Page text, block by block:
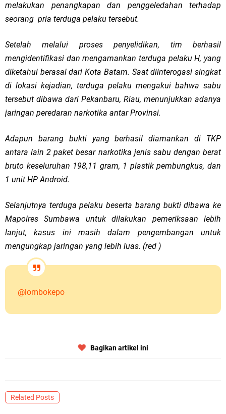
melakukan penangkapan dan penggeledahan terhadap
seorang pria terduga pelaku tersebut.
Setelah melalui proses penyelidikan, tim berhasil
mengidentifikasi dan mengamankan terduga pelaku H, yang
diketahui berasal dari Kota Batam. Saat diinterogasi singkat
di lokasi kejadian, terduga pelaku mengakui bahwa sabu
tersebut dibawa dari Pekanbaru, Riau, menunjukkan adanya
jaringan peredaran narkotika antar Provinsi.
Adapun barang bukti yang berhasil diamankan di TKP
antara lain 2 paket besar narkotika jenis sabu dengan berat
bruto keseluruhan 198,11 gram, 1 plastik pembungkus, dan
1 unit HP Android.
Selanjutnya terduga pelaku beserta barang bukti dibawa ke
Mapolres Sumbawa untuk dilakukan pemeriksaan lebih
lanjut, kasus ini masih dalam pengembangan untuk
mengungkap jaringan yang lebih luas. (red )
@lombokepo
Bagikan artikel ini
Related Posts